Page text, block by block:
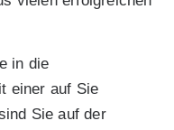
in die
einer auf Sie
Sie auf der